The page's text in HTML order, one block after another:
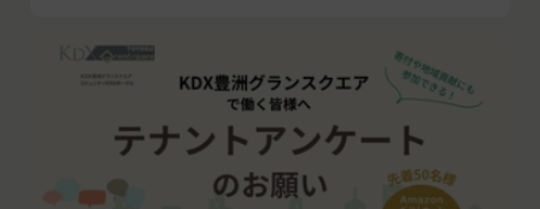
け出た連絡先に対して通知を行えば足りるものと
し、当該通知は通常到達すべき時に会員に到達した
当社は、本条第１項の通知を当社ウェブサイト上に
おける掲示の方法によって行う場合、当該通知が当
社ウェブサイト上に掲示され、会員が当社ウェブサ